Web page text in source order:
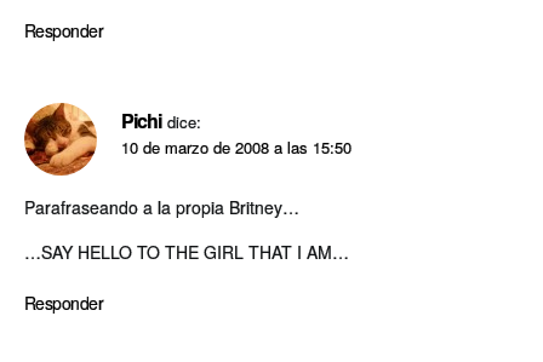
Responder
Pichi dice:
10 de marzo de 2008 a las 15:50
Parafraseando a la propia Britney…
…SAY HELLO TO THE GIRL THAT I AM…
Responder